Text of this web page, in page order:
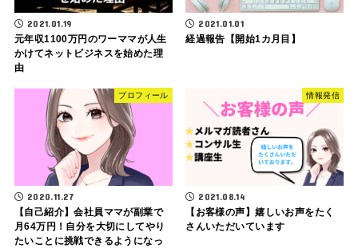
2021.01.19
元年収1100万円のワーママが人生
かけてネットビジネスを始めた理
由
2021.01.01
経過報告【開始1カ月目】
プロフィール
2020.11.27
【自己紹介】会社員ママが副業で
月64万円！自分を大切にしてやり
たいことに挑戦できるようになっ
情報発信
2021.08.14
【お客様の声】嬉しいお声をたく
さんいただいています